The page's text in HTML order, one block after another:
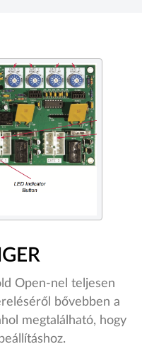
Open-nel teljesen
bővebben a
megtalálható, hogy